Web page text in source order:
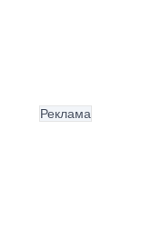
Реклама